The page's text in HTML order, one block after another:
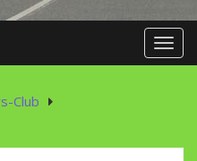
Club